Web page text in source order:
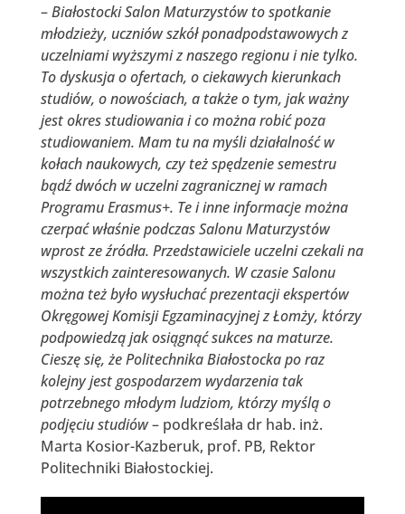
–BiałostockiSalon Maturzystów to spotkanie
młodzieży, uczniów szkół ponadpodstawowych z
uczelniami wyższymi z naszego regionu i nie tylko.
To dyskusja o ofertach, o ciekawych kierunkach
studiów, o nowościach, a także o tym, jak ważny
jest okres studiowania i co można robić poza
studiowaniem. Mam tu na myśli działalność w
kołach naukowych, czy też spędzenie semestru
bądź dwóch w uczelni zagranicznej w ramach
Programu Erasmus+. Te i inne informacje można
czerpać właśnie podczas Salonu Maturzystów
wprost ze źródła. Przedstawiciele uczelni czekali na
wszystkich zainteresowanych. W czasie Salonu
można też było wysłuchać prezentacji ekspertów
Okręgowej Komisji Egzaminacyjnej z Łomży, którzy
podpowiedzą jak osiągnąć sukces na maturze.
Cieszę się, że Politechnika Białostocka po raz
kolejny jest gospodarzem wydarzenia tak
potrzebnego młodym ludziom, którzy myślą o
podjęciu studiów– podkreślała dr hab. inż.
Marta Kosior-Kazberuk, prof. PB, Rektor
Politechniki Białostockiej.